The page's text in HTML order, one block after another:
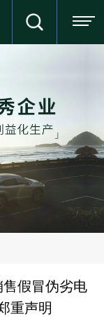
假冒伪劣电
重声明